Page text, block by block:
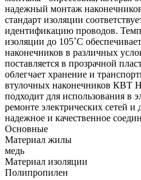
надежный монтаж
стандарт изоляции
идентификацию проводов.
изоляции до 105˚C
наконечников в различных
поставляется в прозрачной
облегчает хранение и
втулочных наконечников
подходит для использования в
ремонте электрических сетей и
надежное и качественное
Основные
Материал жилы
медь
Материал изоляции
Полипропилен